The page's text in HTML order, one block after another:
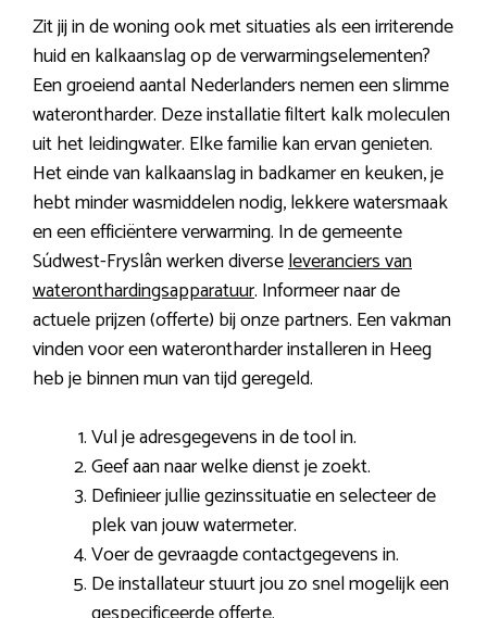
Zit jij in de woning ook met situaties als een irriterende
huid en kalkaanslag op de verwarmingselementen?
Een groeiend aantal Nederlanders nemen een slimme
waterontharder. Deze installatie filtert kalk moleculen
uit het leidingwater. Elke familie kan ervan genieten.
Het einde van kalkaanslag in badkamer en keuken, je
hebt minder wasmiddelen nodig, lekkere watersmaak
en een efficiëntere verwarming. In de gemeente
Súdwest-Fryslân werken diverseleveranciers van
wateronthardingsapparatuur. Informeer naar de
actuele prijzen (offerte) bij onze partners. Een vakman
vinden voor een waterontharder installeren in Heeg
heb je binnen mun van tijd geregeld.
Vul je adresgegevens in de tool in.
Geef aan naar welke dienst je zoekt.
Definieer jullie gezinssituatie en selecteer de
plek van jouw watermeter.
Voer de gevraagde contactgegevens in.
De installateur stuurt jou zo snel mogelijk een